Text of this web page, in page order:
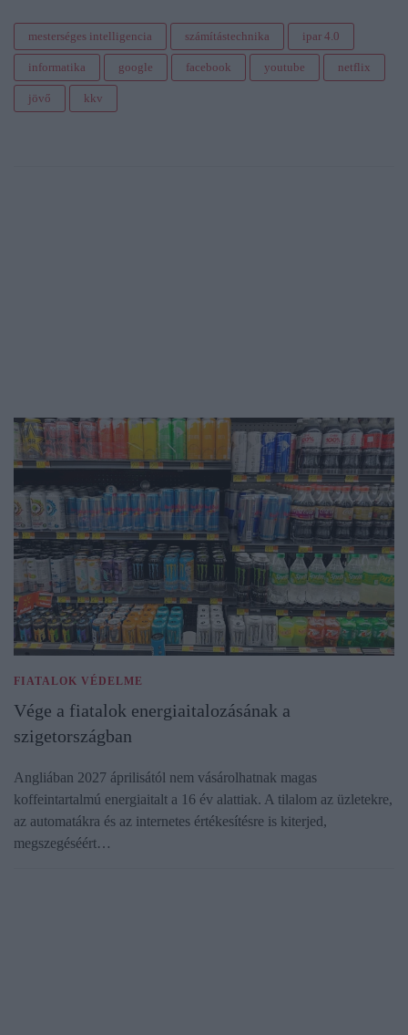
mesterséges intelligencia számítástechnika ipar 4.0
informatika google facebook youtube netflix
jövő kkv
FIATALOK VÉDELME
Vége a fiatalok energiaitalozásának a
szigetországban
Angliában 2027 áprilisától nem vásárolhatnak magas
koffeintartalmú energiaitalt a 16 év alattiak. A tilalom az üzletekre,
az automatákra és az internetes értékesítésre is kiterjed,
megszegéséért…